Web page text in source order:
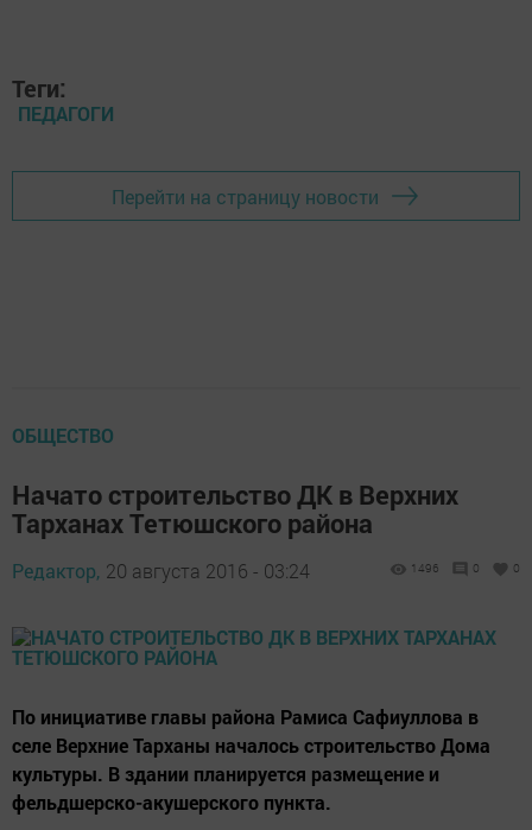
Теги:
ПЕДАГОГИ
Перейти на страницу новости
ОБЩЕСТВО
Начато строительство ДК в Верхних
Тарханах Тетюшского района
Редактор, 20 августа 2016 - 03:24 1496 0 0
По инициативе главы района Рамиса Сафиуллова в
селе Верхние Тарханы началось строительство Дома
культуры. В здании планируется размещение и
фельдшерско-­акушерского пунк­та.